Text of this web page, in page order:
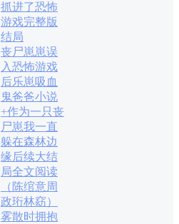
抓进了恐怖
游戏完整版
结局
丧尸崽崽误
入恐怖游戏
后乐崽吸血
鬼爸爸小说
+作为一只丧
尸崽我一直
躲在森林边
缘后续大结
局全文阅读
（陈绾意周
政珩林窈）
雾散时拥抱